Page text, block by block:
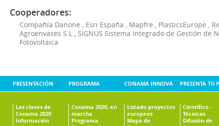
Cooperadores:
Compañía Danone Esri España Mapfre PlasticsEurope
Agroenvases S.L
SIGNUS Sistema Integrado de Gestión de
Fotovoltaica
PRESENTACIÓN
Las claves de
Conama 2020
Información
PROGRAMA
Conama 2020, en
marcha
Programa
CONAMA INNOVA
Listado proyectos
europeos
Mapa de
PRESENTA TU
Científico -
Técnicas
Difusión de